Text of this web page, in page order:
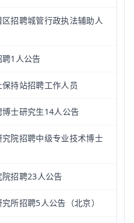
招聘城管行政执法辅助人
1人公告
持站招聘工作人员
士研究生14人公告
院招聘中级专业技术博士
招聘23人公告
所招聘5人公告（北京）